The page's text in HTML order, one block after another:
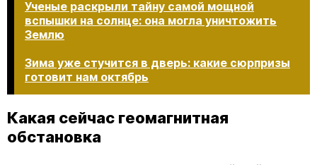
Ученые раскрыли тайну самой мощной
вспышки на солнце: она могла уничтожить
Землю
Зима уже стучится в дверь: какие сюрпризы
готовит нам октябрь
Какая сейчас геомагнитная
обстановка